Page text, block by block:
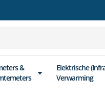
&
Elektrische
Verwarming